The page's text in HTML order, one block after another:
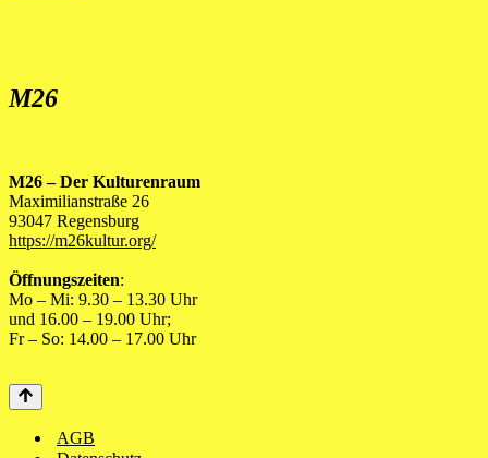
M26
M26 – Der Kulturenraum
Maximilianstraße 26
93047 Regensburg
https://m26kultur.org/
Öffnungszeiten:
Mo – Mi: 9.30 – 13.30 Uhr
und 16.00 – 19.00 Uhr;
Fr – So: 14.00 – 17.00 Uhr
AGB